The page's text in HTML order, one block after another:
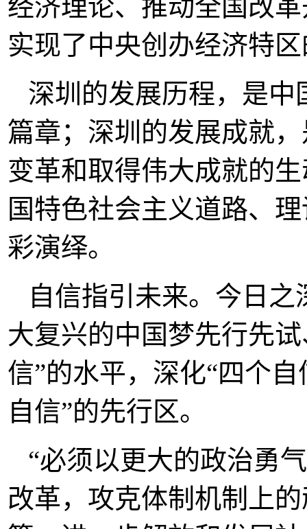
经济理论、推动全国改
实现了中央创办经济特
深圳的发展历程，是
篇章；深圳的发展成就
变革和取得伟大成就的
国特色社会主义道路、
彩演绎。
自信指引未来。今日
大复兴的中国梦先行先
信”的水平，深化“四个
自信”的先行区。
“必须以更大的政治勇
改革，攻克体制机制上